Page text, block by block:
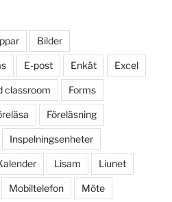
Bilder
E-post Enkät Excel
classroom Forms
Föreläsning
Inspelningsenheter
Lisam Liunet
Mobiltelefon Möte